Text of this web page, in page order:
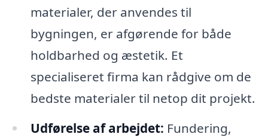
materialer, der anvendes til
bygningen, er afgørende for både
holdbarhed og æstetik. Et
specialiseret firma kan rådgive om de
bedste materialer til netop dit projekt.
Udførelse af arbejdet: Fundering,